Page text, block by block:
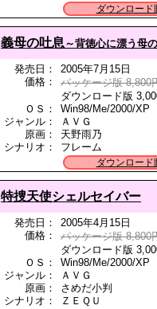
ダウンロード
義母の吐息 ～背徳心に漂う母
発売日：
2005年7月15日
価格：
パッケージ版 8,800
ダウンロード版
ＯＳ：
Win98/Me/2000/XP
ジャンル：
ＡＶＧ
原画：
天野雨乃
シナリオ：
フレーム
ダウンロード
特捜天使シェルセイバー
発売日：
2005年4月15日
価格：
パッケージ版 8,800
ダウンロード版
ＯＳ：
Win98/Me/2000/XP
ジャンル：
ＡＶＧ
原画：
さめだ小判
シナリオ：
ＺＥＱＵ